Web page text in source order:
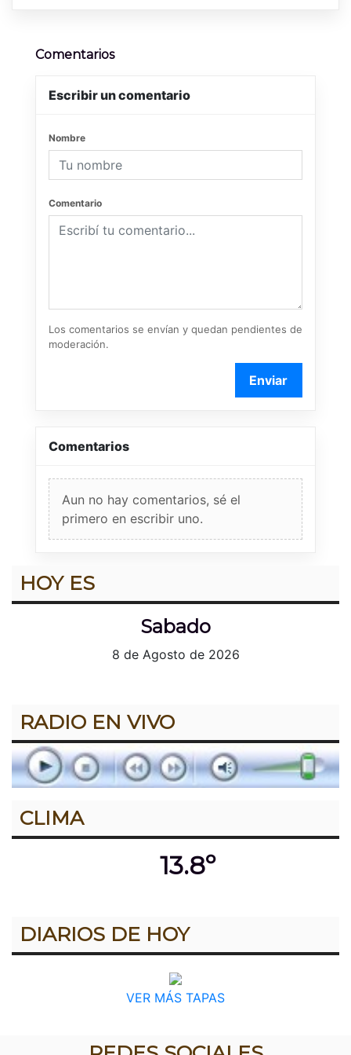
Comentarios
Escribir un comentario
Nombre
Comentario
Los comentarios se envían y quedan pendientes de
moderación.
Enviar
Comentarios
Aun no hay comentarios, sé el
primero en escribir uno.
HOY ES
Sabado
8 de Agosto de 2026
RADIO EN VIVO
CLIMA
13.8º
DIARIOS DE HOY
VER MÁS TAPAS